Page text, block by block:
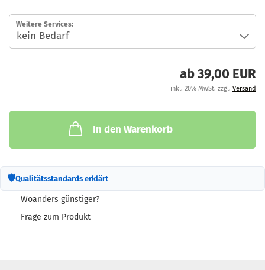
Weitere Services:
ab 39,00 EUR
inkl. 20% MwSt. zzgl. Versand
In den Warenkorb
🛡Qualitätsstandards erklärt
Woanders günstiger?
Frage zum Produkt